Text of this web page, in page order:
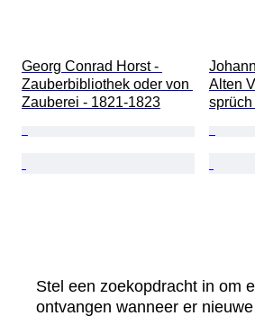
Georg Conrad Horst -
Zauberbibliothek oder von
Zauberei - 1821-1823
Alten
Stel een zoekopdracht in om
ontvangen wanneer er